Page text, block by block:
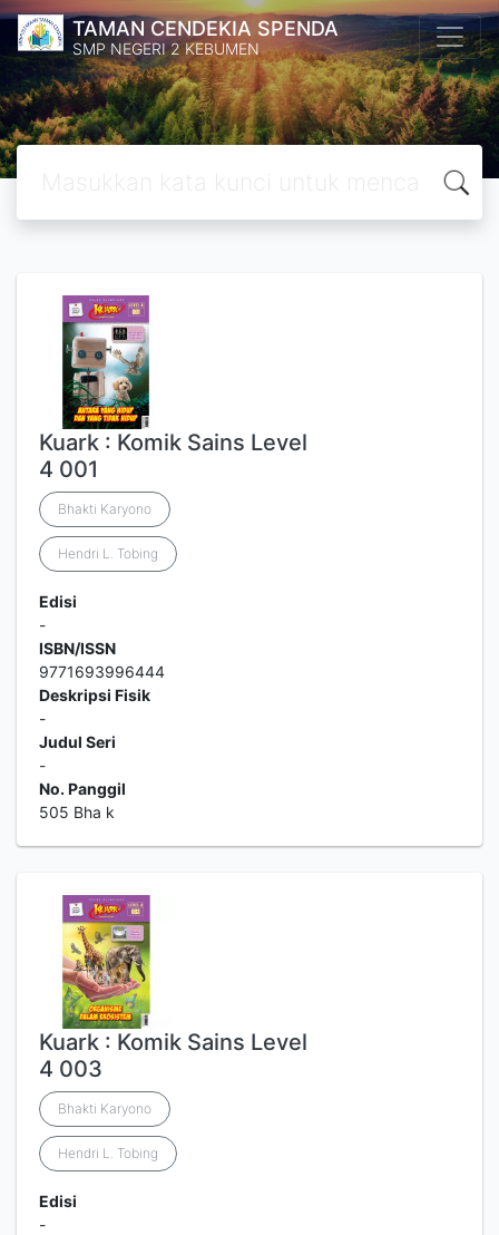
TAMAN CENDEKIA SPENDA
SMP NEGERI 2 KEBUMEN
Kuark : Komik Sains Level
4 001
Bhakti Karyono
Hendri L. Tobing
Edisi
-
ISBN/ISSN
9771693996444
Deskripsi Fisik
-
Judul Seri
-
No. Panggil
505 Bha k
Kuark : Komik Sains Level
4 003
Bhakti Karyono
Hendri L. Tobing
Edisi
-